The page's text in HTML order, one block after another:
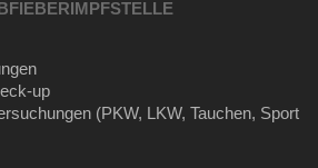
up
(PKW, LKW, Tauchen, Sport